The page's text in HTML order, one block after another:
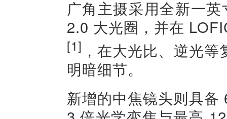
广角主摄采用全新一
2.0 大光圈，并在
[1] ，在大光比、逆光
明暗细节。
新增的中焦镜头则具